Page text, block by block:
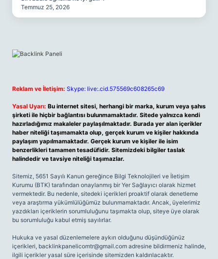
Temmuz 25, 2026
Reklam ve İletişim: Skype: live:.cid.575569c608265c69
Yasal Uyarı: Bu internet sitesi, herhangi bir marka, kurum veya şahıs
şirketi ile hiçbir bağlantısı bulunmamaktadır. Sitede yalnızca kendi
hazırladığımız makaleler paylaşılmaktadır. Burada yer alan içerikler
haber niteliği taşımamakta olup, gerçek kurum ve kişiler hakkında
paylaşım yapılmamaktadır. Gerçek kurum ve kişiler ile isim
benzerlikleri tamamen tesadüfidir. Sitemizdeki bilgiler taslak
halindedir ve tavsiye niteliği taşımazlar.
Sitemiz, 5651 Sayılı Kanun gereğince Bilgi Teknolojileri ve İletişim
Kurumu (BTK) tarafından onaylanmış bir Yer Sağlayıcı olarak hizmet
vermektedir. Bu nedenle, sitedeki içerikleri proaktif olarak denetleme
veya araştırma yükümlülüğümüz bulunmamaktadır. Ancak, üyelerimiz
yazdıkları içeriklerin sorumluluğunu taşımakta olup, siteye üye olarak
bu sorumluluğu kabul etmiş sayılırlar.
Hukuka ve yasal düzenlemelere aykırı olduğunu düşündüğünüz
içerikleri, backlinkpanelicomtr@gmail.com adresine bildirmeniz halinde,
ilgili içerikler yasal süre içerisinde sitemizden kaldırılacaktır.